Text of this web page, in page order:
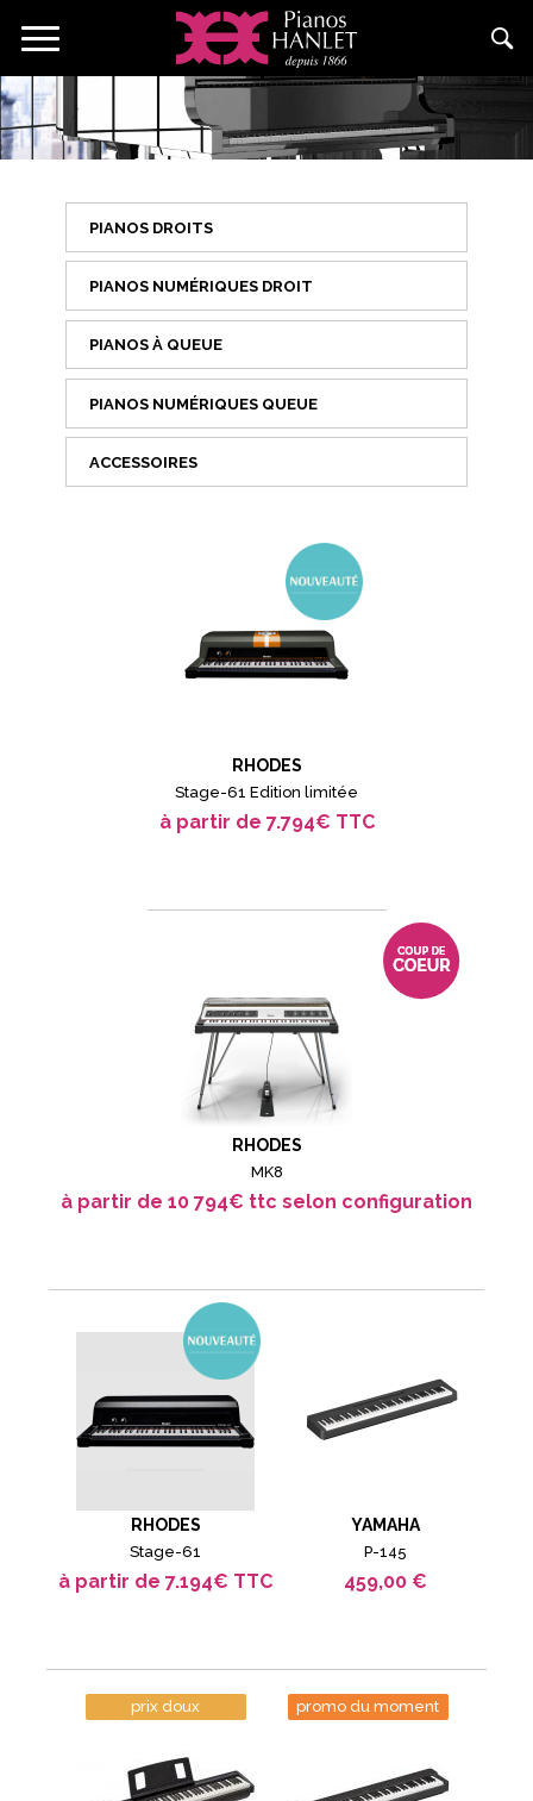
principal
Toggle
PIANOS DROITS
PIANOS NUMÉRIQUES DROIT
PIANOS À QUEUE
PIANOS NUMÉRIQUES QUEUE
ACCESSOIRES
RHODES
Stage-61 Edition limitée
à partir de 7.794€ TTC
RHODES
MK8
à partir de 10 794€ ttc selon configuration
RHODES
Stage-61
à partir de 7.194€ TTC
YAMAHA
P-145
459,00 €
prix doux promo du moment